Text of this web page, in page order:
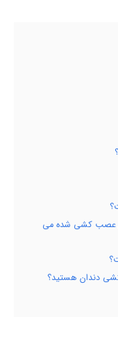
عصب کشی شده می
دندان هستید؟